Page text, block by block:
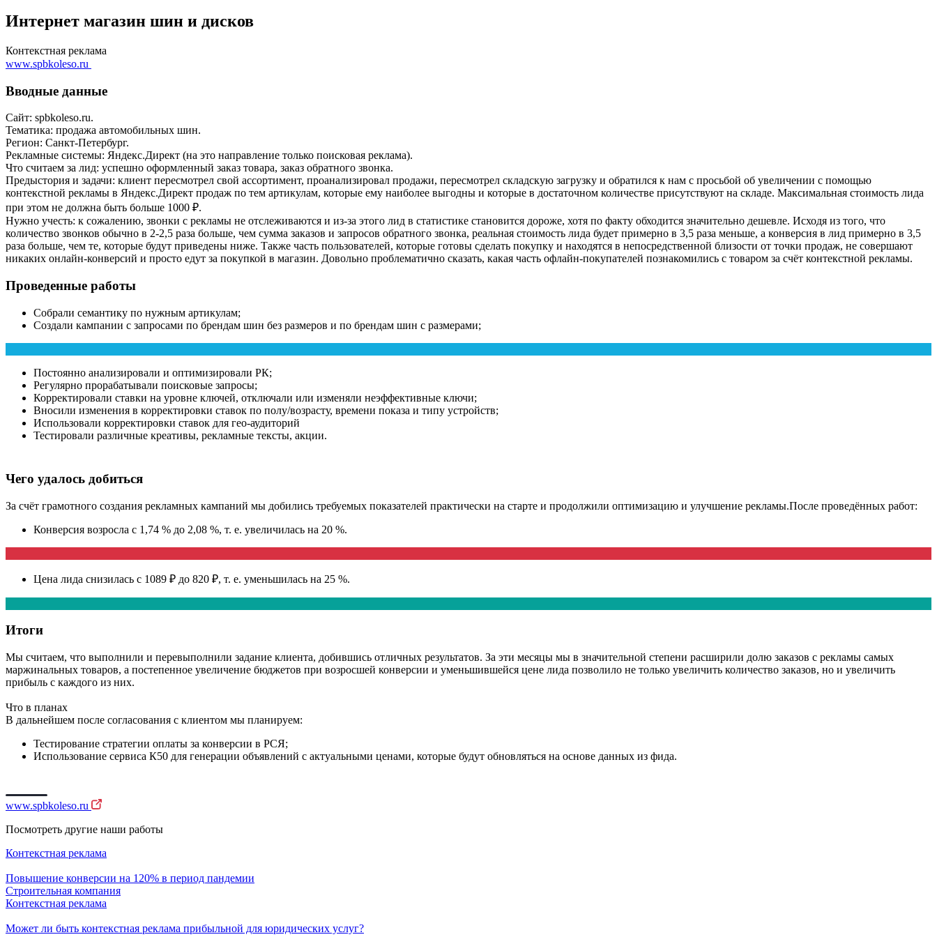
Интернет магазин шин и дисков
Контекстная реклама
www.spbkoleso.ru
Вводные данные
Сайт: spbkoleso.ru.
Тематика: продажа автомобильных шин.
Регион: Санкт-Петербург.
Рекламные системы: Яндекс.Директ (на это направление только поисковая реклама).
Что считаем за лид: успешно оформленный заказ товара, заказ обратного звонка.
Предыстория и задачи: клиент пересмотрел свой ассортимент, проанализировал продажи, пересмотрел складскую загрузку и обратился к нам с просьбой об увеличении с помощью
контекстной рекламы в Яндекс.Директ продаж по тем артикулам, которые ему наиболее выгодны и которые в достаточном количестве присутствуют на складе. Максимальная стоимость лида
при этом не должна быть больше 1000 ₽.
Нужно учесть: к сожалению, звонки с рекламы не отслеживаются и из-за этого лид в статистике становится дороже, хотя по факту обходится значительно дешевле. Исходя из того, что
количество звонков обычно в 2-2,5 раза больше, чем сумма заказов и запросов обратного звонка, реальная стоимость лида будет примерно в 3,5 раза меньше, а конверсия в лид примерно в 3,5
раза больше, чем те, которые будут приведены ниже. Также часть пользователей, которые готовы сделать покупку и находятся в непосредственной близости от точки продаж, не совершают
никаких онлайн-конверсий и просто едут за покупкой в магазин. Довольно проблематично сказать, какая часть офлайн-покупателей познакомились с товаром за счёт контекстной рекламы.
Проведенные работы
Собрали семантику по нужным артикулам;
Создали кампании с запросами по брендам шин без размеров и по брендам шин с размерами;
Постоянно анализировали и оптимизировали РК;
Регулярно прорабатывали поисковые запросы;
Корректировали ставки на уровне ключей, отключали или изменяли неэффективные ключи;
Вносили изменения в корректировки ставок по полу/возрасту, времени показа и типу устройств;
Использовали корректировки ставок для гео-аудиторий
Тестировали различные креативы, рекламные тексты, акции.
Чего удалось добиться
За счёт грамотного создания рекламных кампаний мы добились требуемых показателей практически на старте и продолжили оптимизацию и улучшение рекламы.После проведённых работ:
Конверсия возросла с 1,74 % до 2,08 %, т. е. увеличилась на 20 %.
Цена лида снизилась с 1089 ₽ до 820 ₽, т. е. уменьшилась на 25 %.
Итоги
Мы считаем, что выполнили и перевыполнили задание клиента, добившись отличных результатов. За эти месяцы мы в значительной степени расширили долю заказов с рекламы самых
маржинальных товаров, а постепенное увеличение бюджетов при возросшей конверсии и уменьшившейся цене лида позволило не только увеличить количество заказов, но и увеличить
прибыль с каждого из них.
Что в планах
В дальнейшем после согласования с клиентом мы планируем:
Тестирование стратегии оплаты за конверсии в РСЯ;
Использование сервиса К50 для генерации объявлений с актуальными ценами, которые будут обновляться на основе данных из фида.
www.spbkoleso.ru
Посмотреть другие наши работы
Контекстная реклама
Повышение конверсии на 120% в период пандемии
Строительная компания
Контекстная реклама
Может ли быть контекстная реклама прибыльной для юридических услуг?